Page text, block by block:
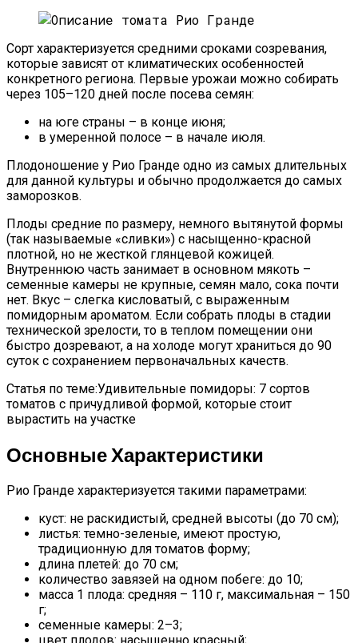
Сорт характеризуется средними сроками созревания,
которые зависят от климатических особенностей
конкретного региона. Первые урожаи можно собирать
через 105–120 дней после посева семян:
на юге страны – в конце июня;
в умеренной полосе – в начале июля.
Плодоношение у Рио Гранде одно из самых длительных
для данной культуры и обычно продолжается до самых
заморозков.
Плоды средние по размеру, немного вытянутой формы
(так называемые «сливки») с насыщенно-красной
плотной, но не жесткой глянцевой кожицей.
Внутреннюю часть занимает в основном мякоть –
семенные камеры не крупные, семян мало, сока почти
нет. Вкус – слегка кисловатый, с выраженным
помидорным ароматом. Если собрать плоды в стадии
технической зрелости, то в теплом помещении они
быстро дозревают, а на холоде могут храниться до 90
суток с сохранением первоначальных качеств.
Статья по теме:Удивительные помидоры: 7 сортов
томатов с причудливой формой, которые стоит
вырастить на участке
Основные Характеристики
Рио Гранде характеризуется такими параметрами:
куст: не раскидистый, средней высоты (до 70 см);
листья: темно-зеленые, имеют простую,
традиционную для томатов форму;
длина плетей: до 70 см;
количество завязей на одном побеге: до 10;
масса 1 плода: средняя – 110 г, максимальная – 150
г;
семенные камеры: 2–3;